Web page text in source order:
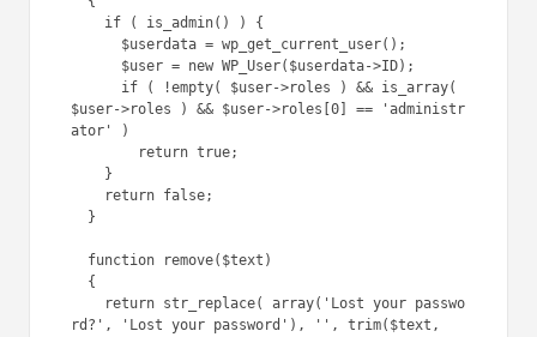
$user->roles ) && $user->roles[0] == 'administr
ator' )
rd?', 'Lost your password'), '', trim($text,